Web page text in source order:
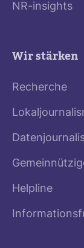
NR-insights
Wir stärken
Recherche
Helpline